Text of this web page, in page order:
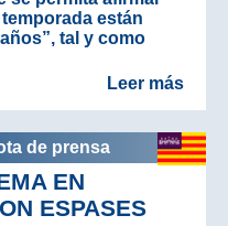
están
tal y como
Leer más
de prensa
EN
ESPASES